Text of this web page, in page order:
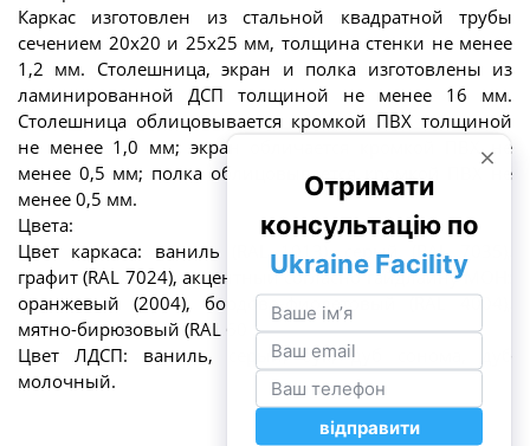
Каркас изготовлен из стальной квадратной трубы
сечением 20х20 и 25х25 мм, толщина стенки не менее
1,2 мм. Столешница, экран и полка изготовлены из
ламинированной ДСП толщиной не менее 16 мм.
Столешница облицовывается кромкой ПВХ толщиной
не менее 1,0 мм; экран обличается кромкой ПВХ не
менее 0,5 мм; полка облицовывается кромкой ПВХ не
менее 0,5 мм.
Цвета:
Цвет каркаса: ваниль (RAL 1013), серый (RAL 7035),
графит (RAL 7024), акцентный согласно гайдлайну МОН:
оранжевый (2004), бордово-фиолетовый (RAL 4004),
мятно-бирюзовый (RAL 60
Цвет ЛДСП: ваниль, серый, бук, дуб сонома, дуб
молочный.